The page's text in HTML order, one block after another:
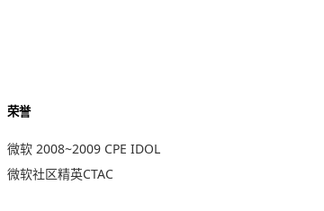
荣誉
微软 2008~2009 CPE IDOL
微软社区精英CTAC